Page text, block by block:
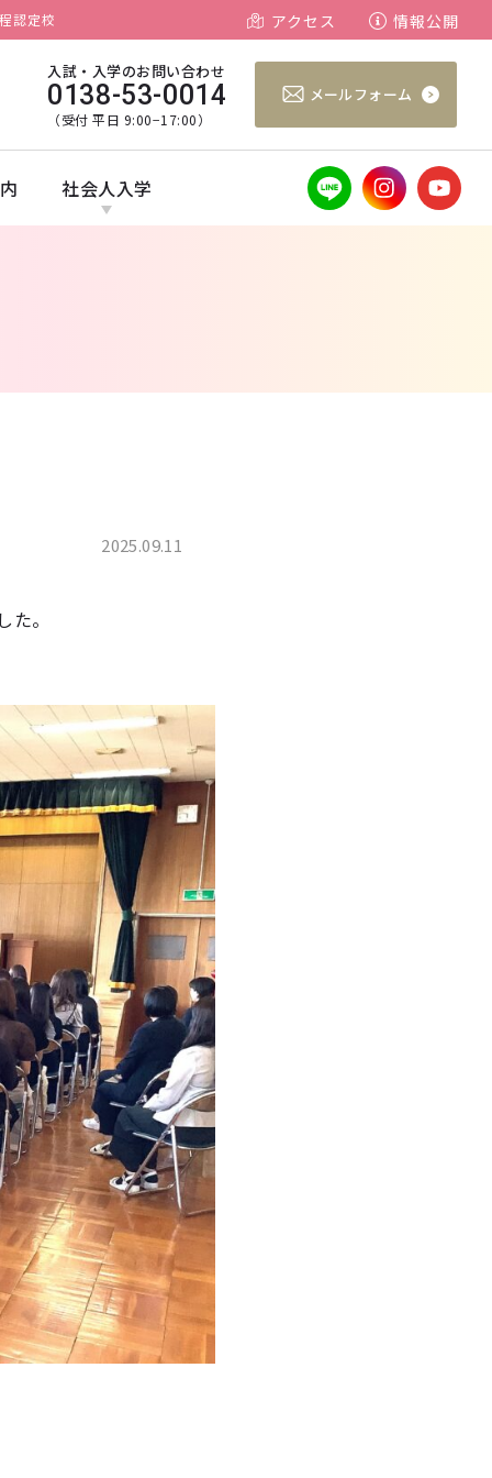
認定校 アクセス 情報公開
入試・入学のお問い合わせ
0138-53-0014
（受付 平日 9:00−17:00）
メールフォーム
社会人入学
2025.09.11
。